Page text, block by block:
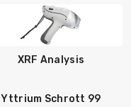
XRF Analysis
Yttrium Schrott 99